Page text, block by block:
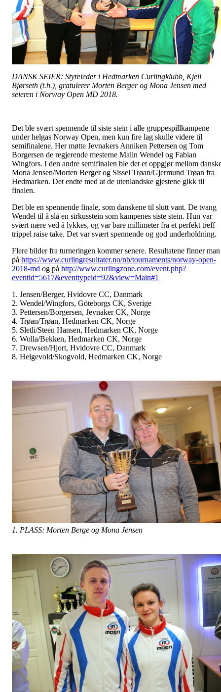
DANSK SEIER: Styreleder i Hedmarken Curlingklubb, Kjell
Bjørseth (t.h.), gratulerer Morten Berger og Mona Jensen med
seieren i Norway Open MD 2018.
Det ble svært spennende til siste stein i alle gruppespillkampene
under helgas Norway Open, men kun fire lag skulle videre til
semifinalene. Her møtte Jevnakers Anniken Pettersen og Tom
Borgersen de regjerende mesterne Malin Wendel og Fabian
Wingfors. I den andre semifinalen ble det et oppgjør mellom
Mona Jensen/Morten Berger og Sissel Trøan/Gjermund Trøan fra
Hedmarken. Det endte med at de utenlandske gjestene gikk til
finalen.
Det ble en spennende finale, som danskene til slutt vant. De tvang
Wendel til å slå en sirkusstein som kampenes siste stein. Hun var
svært nære ved å lykkes, og var bare millimeter fra et perfekt treff
trippel raise take. Det var svært spennende og god underholdning.
Flere bilder fra turneringen kommer senere. Resultatene finner man
på https://www.curlingresultater.no/nb/tournaments/norway-open-
2018-md og på http://www.curlingzone.com/event.php?
eventid=5617&eventtypeid=92&view=Main#1
1. Jensen/Berger, Hvidovre CC, Danmark
2. Wendel/Wingfors, Göteborgs CK, Sverige
3. Pettersen/Borgersen, Jevnaker CK, Norge
4. Trøan/Trøan, Hedmarken CK, Norge
5. Sletli/Steen Hansen, Hedmarken CK, Norge
6. Wolla/Bekken, Hedmarken CK, Norge
7. Drewsen/Hjort, Hvidovre CC, Danmark
8. Helgevold/Skogvold, Hedmarken CK, Norge
1. PLASS: Morten Berge og Mona Jensen